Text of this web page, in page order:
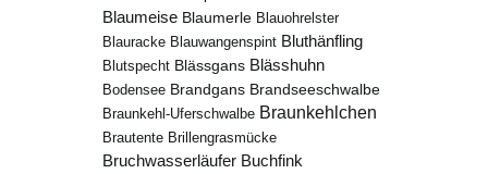
Blaumeise Blaumerle Blauohrelster
Blauracke Blauwangenspint Bluthänfling
Blutspecht Blässgans Blässhuhn
Bodensee Brandgans Brandseeschwalbe
Braunkehl-Uferschwalbe Braunkehlchen
Brautente Brillengrasmücke
Bruchwasserläufer Buchfink